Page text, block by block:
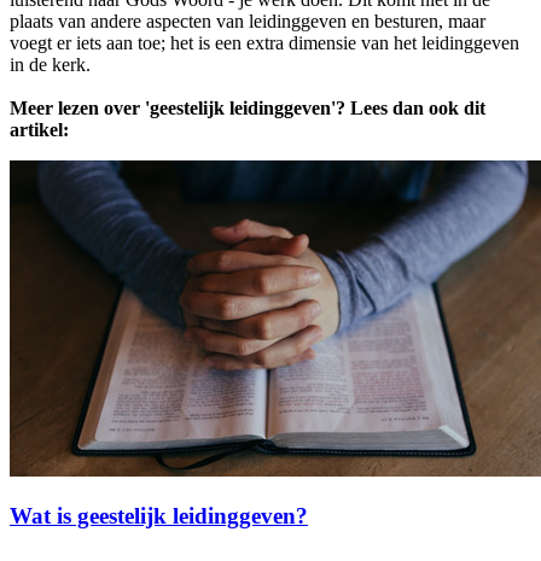
plaats van andere aspecten van leidinggeven en besturen, maar
voegt er iets aan toe; het is een extra dimensie van het leidinggeven
in de kerk.
Meer lezen over 'geestelijk leidinggeven'? Lees dan ook dit
artikel:
Wat is geestelijk leidinggeven?